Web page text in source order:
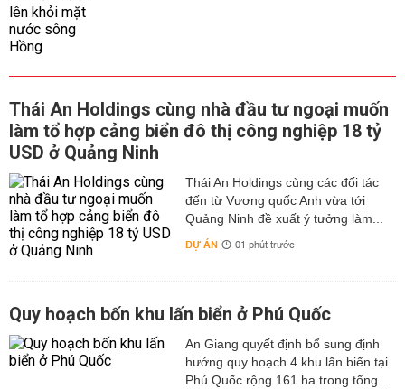
Thái An Holdings cùng nhà đầu tư ngoại muốn
làm tổ hợp cảng biển đô thị công nghiệp 18 tỷ
USD ở Quảng Ninh
Thái An Holdings cùng các đối tác
đến từ Vương quốc Anh vừa tới
Quảng Ninh đề xuất ý tưởng làm...
DỰ ÁN 01 phút trước
Quy hoạch bốn khu lấn biển ở Phú Quốc
An Giang quyết định bổ sung định
hướng quy hoạch 4 khu lấn biển tại
Phú Quốc rộng 161 ha trong tổng...